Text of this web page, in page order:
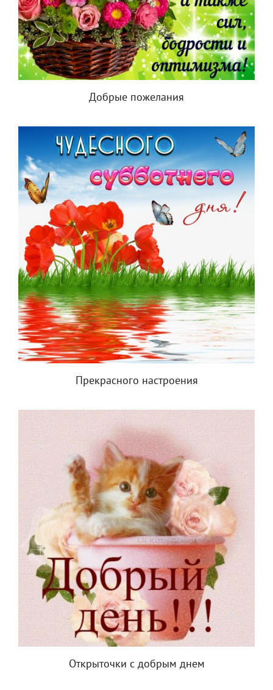
Добрые пожелания
Прекрасного настроения
Открыточки с добрым днем